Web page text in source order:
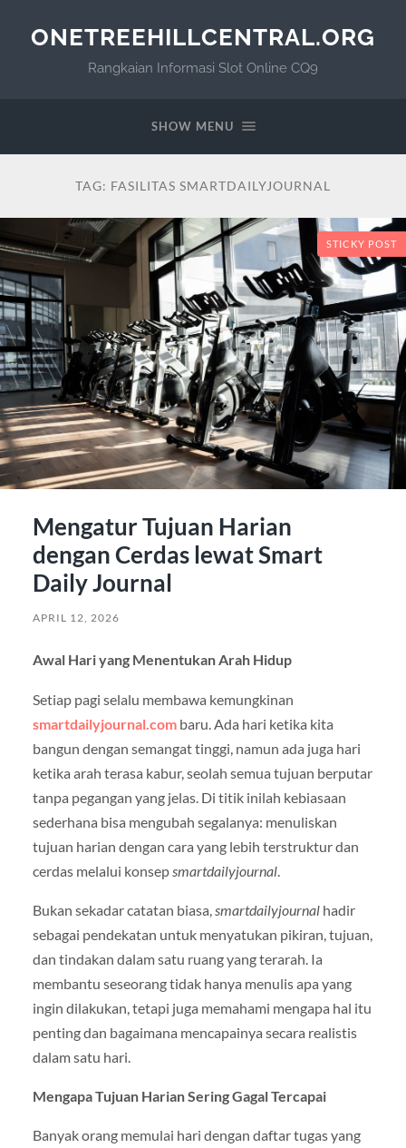
ONETREEHILLCENTRAL.ORG
Rangkaian Informasi Slot Online CQ9
SHOW MENU
TAG: FASILITAS SMARTDAILYJOURNAL
STICKY POST
Mengatur Tujuan Harian
dengan Cerdas lewat Smart
Daily Journal
APRIL 12, 2026
Awal Hari yang Menentukan Arah Hidup
Setiap pagi selalu membawa kemungkinan
smartdailyjournal.combaru. Ada hari ketika kita
bangun dengan semangat tinggi, namun ada juga hari
ketika arah terasa kabur, seolah semua tujuan berputar
tanpa pegangan yang jelas. Di titik inilah kebiasaan
sederhana bisa mengubah segalanya: menuliskan
tujuan harian dengan cara yang lebih terstruktur dan
cerdas melalui konsep smartdailyjournal.
Bukan sekadar catatan biasa, smartdailyjournalhadir
sebagai pendekatan untuk menyatukan pikiran, tujuan,
dan tindakan dalam satu ruang yang terarah. Ia
membantu seseorang tidak hanya menulis apa yang
ingin dilakukan, tetapi juga memahami mengapa hal itu
penting dan bagaimana mencapainya secara realistis
dalam satu hari.
Mengapa Tujuan Harian Sering Gagal Tercapai
Banyak orang memulai hari dengan daftar tugas yang